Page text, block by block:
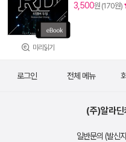
미리읽기
3,500원 (170원)
로그인 전체 메뉴
(주)알라딘
일반문의 (발신